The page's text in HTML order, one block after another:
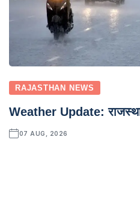
RAJASTHAN NEWS
Weather Update:
07 AUG, 2026